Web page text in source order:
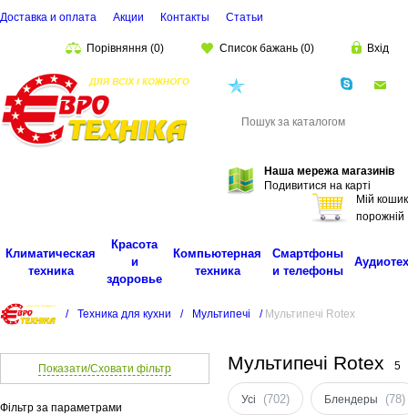
Доставка и оплата Акции Контакты Cтатьи
Порівняння (0) Список бажань (0) Вхід
Наша мережа магазинів
Подивитися на карті
Мій кошик
порожній
Климатическая
техника
Красота
и
здоровье
Компьютерная
техника
Смартфоны
и телефоны
/ Техника для кухни / Мультипечі / Мультипечі Rotex
Показати/Сховати фільтр
Фільтр за параметрами
Мультипечі Rotex 5
Усі (702) Блендеры (78)